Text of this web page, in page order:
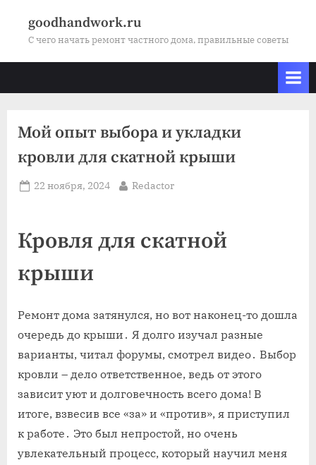
goodhandwork.ru
С чего начать ремонт частного дома, правильные советы
Мой опыт выбора и укладки
кровли для скатной крыши
Posted
22 ноября, 2024 By
Redactor
Кровля для скатной
крыши
Ремонт дома затянулся, но вот наконец-то дошла
очередь до крыши․ Я долго изучал разные
варианты, читал форумы, смотрел видео․ Выбор
кровли – дело ответственное, ведь от этого
зависит уют и долговечность всего дома! В
итоге, взвесив все «за» и «против», я приступил
к работе․ Это был непростой, но очень
увлекательный процесс, который научил меня